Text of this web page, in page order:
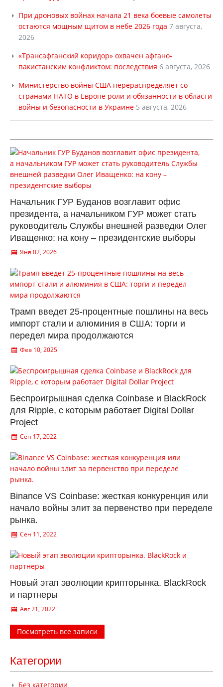
При дроновых войнах начала 21 века боевые самолеты
остаются мощным щитом в небе 2026 года 7 августа,
2026
«Трансафганский коридор» охвачен афгано-
пакистанским конфликтом: последствия 6 августа, 2026
Министерство войны США перераспределяет со
странами НАТО в Европе роли и обязанности в области
войны и безопасности в Украине 5 августа, 2026
Начальник ГУР Буданов возглавит офис
президента, а начальником ГУР может стать
руководитель Службы внешней разведки Олег
Иващенко: на кону – президентские выборы
Янв 02, 2026
Трамп введет 25-процентные пошлины на весь
импорт стали и алюминия в США: торги и
передел мира продолжаются
Фев 10, 2025
Беспроигрышная сделка Coinbase и BlackRock
для Ripple, с которым работает Digital Dollar
Project
Сен 17, 2022
Binance VS Coinbase: жесткая конкуренция или
начало войны элит за первенство при переделе
рынка.
Сен 11, 2022
Новый этап эволюции крипторынка. BlackRock
и партнеры
Авг 21, 2022
Посмотреть все записи
Категории
Без категории